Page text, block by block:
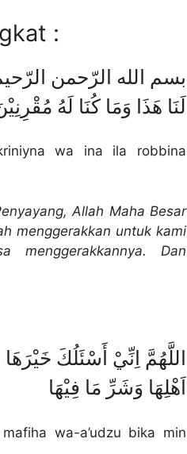
:
بسم الله الرّحمن
لَنَا هَذَا وَمَا كُنَا لَهُ
wa ina ila robbina
Allah Maha Besar
menggerakkan untuk kami
menggerakkannya. Dan
اللَّهُمَّ اِنِّيْ أَسْئَلُكَ
اَهْلِهَا وَشَرِّ مَا فِيْهَا
wa-a’udzu bika min